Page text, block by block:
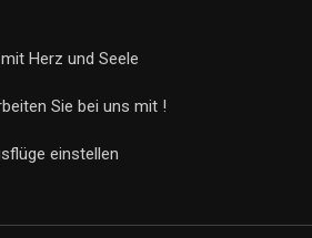
Herz und Seele
Sie bei uns mit !
einstellen